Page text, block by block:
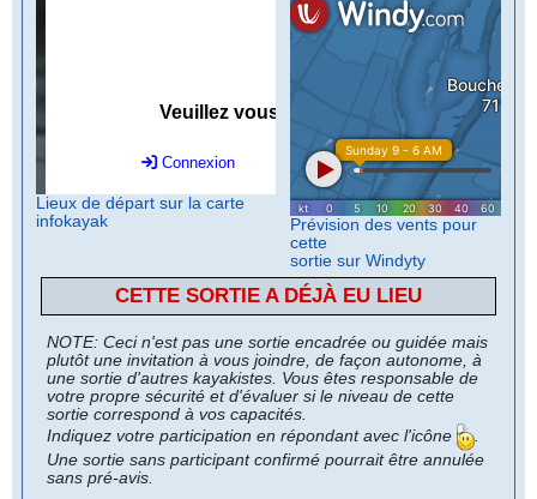
Lieux de départ sur la carte
infokayak
Prévision des vents pour
cette
sortie sur Windyty
CETTE SORTIE A DÉJÀ EU LIEU
NOTE: Ceci n'est pas une sortie encadrée ou guidée mais
plutôt une invitation à vous joindre, de façon autonome, à
une sortie d'autres kayakistes. Vous êtes responsable de
votre propre sécurité et d'évaluer si le niveau de cette
sortie correspond à vos capacités.
Indiquez votre participation en répondant avec l'icône
.
Une sortie sans participant confirmé pourrait être annulée
sans pré-avis.